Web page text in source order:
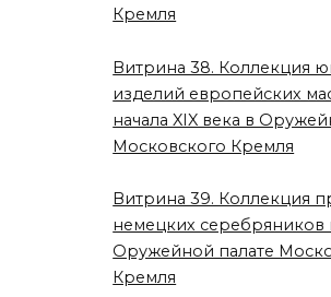
Кремля
Витрина 38. Коллекция
изделий европейских
начала XIX века в
Московского Кремля
Витрина 39. Коллекция
немецких серебряников
Оружейной палате
Кремля